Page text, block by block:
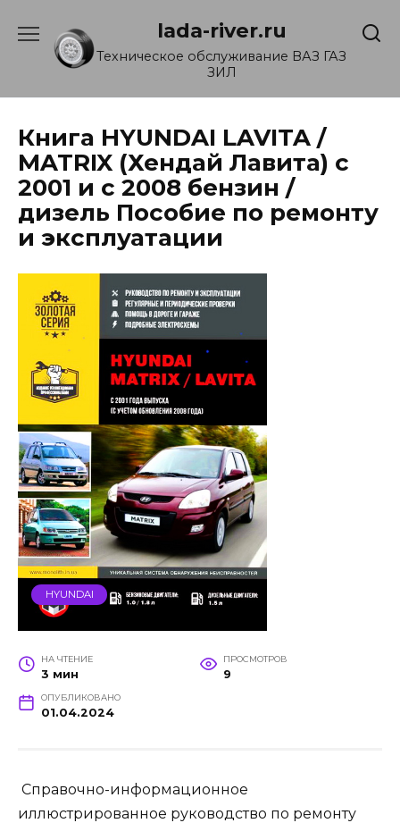
содержанию
lada-river.ru
Техническое обслуживание ВАЗ ГАЗ
ЗИЛ
Книга HYUNDAI LAVITA /
MATRIX (Хендай Лавита) с
2001 и с 2008 бензин /
дизель Пособие по ремонту
и эксплуатации
HYUNDAI
НА ЧТЕНИЕ
3 мин
ПРОСМОТРОВ
9
ОПУБЛИКОВАНО
01.04.2024
Справочно-информационное
иллюстрированное руководство по ремонту